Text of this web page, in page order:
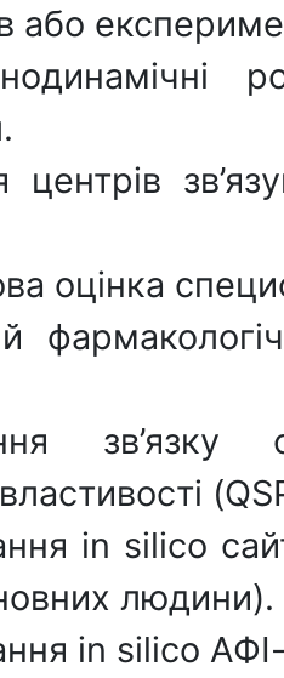
або
центрів
оцінка
зв’язку
in silico
людини).
in silico АФІ-